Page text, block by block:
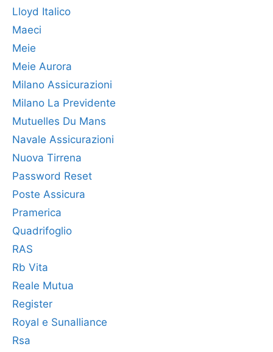
Lloyd Italico
Maeci
Meie
Meie Aurora
Milano Assicurazioni
Milano La Previdente
Mutuelles Du Mans
Navale Assicurazioni
Nuova Tirrena
Password Reset
Poste Assicura
Pramerica
Quadrifoglio
RAS
Rb Vita
Reale Mutua
Register
Royal e Sunalliance
Rsa